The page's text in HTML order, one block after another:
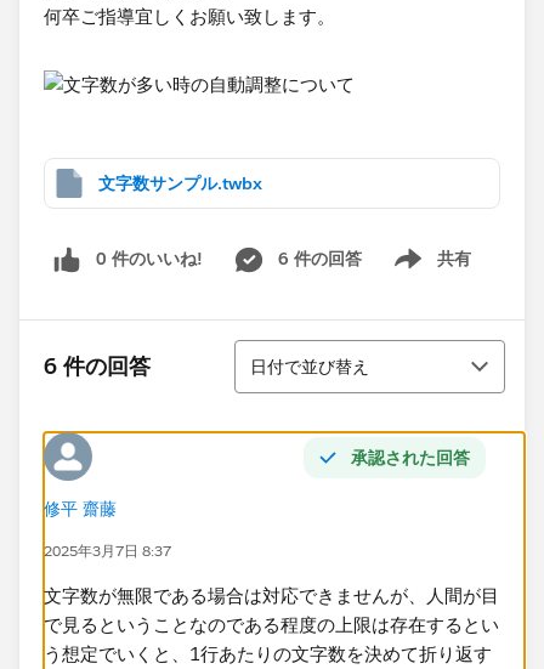
何卒ご指導宜しくお願い致します。
文字数サンプル.twbx
0 件のいいね! 6 件の回答 共有
Show menu
6 件の回答
並び替え
日付で並び替え
承認された回答
修平 齋藤
2025年3月7日 8:37
文字数が無限である場合は対応できませんが、人間が目
で見るということなのである程度の上限は存在するとい
う想定でいくと、1行あたりの文字数を決めて折り返す